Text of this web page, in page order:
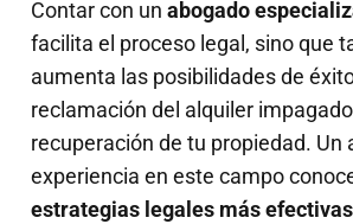
Contar con un abogado
facilita el proceso legal, sino que
aumenta las posibilidades de
reclamación del alquiler
recuperación de tu propiedad. Un
experiencia en este campo
estrategias legales más efectivas